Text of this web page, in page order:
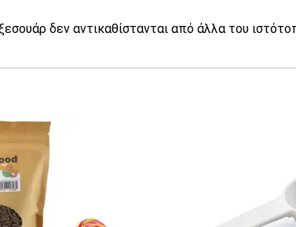
δεν αντικαθίστανται από άλλα του